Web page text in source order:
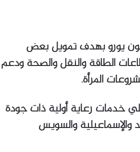
المصرية منحة – لا ترد – بقيمة 60 مليون يورو بهدف تمويل بعض
الطاقة والنقل والصحة ودعم
المرأة.
رعاية أولية ذات جودة
والسويس